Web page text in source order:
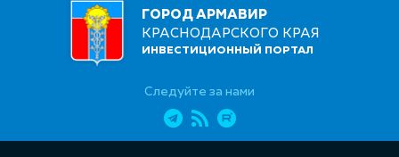
ГОРОД АРМАВИР
КРАСНОДАРСКОГО КРАЯ
ИНВЕСТИЦИОННЫЙ ПОРТАЛ
Следуйте за нами